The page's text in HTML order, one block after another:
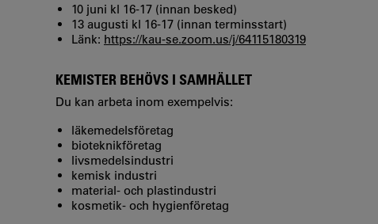
10 juni kl 16-17 (innan besked)
13 augusti kl 16-17 (innan terminsstart)
Länk: https://kau-se.zoom.us/j/64115180319
KEMISTER BEHÖVS I SAMHÄLLET
Du kan arbeta inom exempelvis:
läkemedelsföretag
bioteknikföretag
livsmedelsindustri
kemisk industri
material- och plastindustri
kosmetik- och hygienföretag